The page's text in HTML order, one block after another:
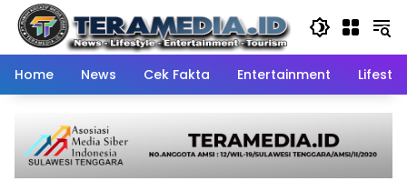
Skip
content
Home
News Cek Fakta Entertainment